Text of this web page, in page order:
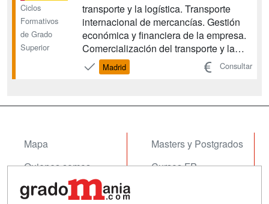
Ciclos
Formativos
de Grado
Superior
transporte y la logística. Transporte
internacional de mercancías. Gestión
económica y financiera de la empresa.
Comercialización del transporte y la
logística. Logística de almacenamiento.
Logística de aprovisionamiento.
Madrid Consultar
Mapa
Quienes somos
Tarifas publicidad
Masters y Postgrados
Cursos FP